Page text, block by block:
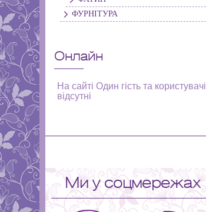
ФУРНІТУРА
Онлайн
На сайті Один гість та користувачі
відсутні
Ми у соцмережах